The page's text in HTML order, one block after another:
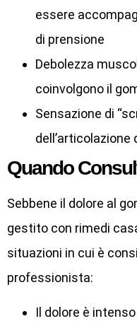
essere
di prensione
Debolezza
coinvolgono il
Sensazione di
Quando
Sebbene il dolore al
gestito con rimedi
situazioni in cui è
professionista:
Il dolore è